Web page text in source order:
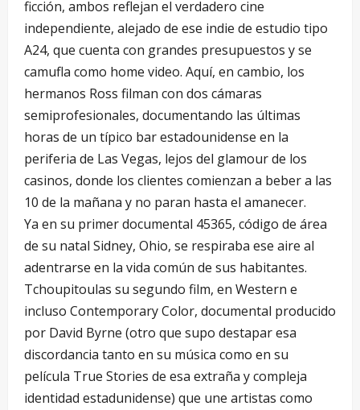
ficción, ambos reflejan el verdadero cine
independiente, alejado de ese indie de estudio tipo
A24, que cuenta con grandes presupuestos y se
camufla como home video. Aquí, en cambio, los
hermanos Ross filman con dos cámaras
semiprofesionales, documentando las últimas
horas de un típico bar estadounidense en la
periferia de Las Vegas, lejos del glamour de los
casinos, donde los clientes comienzan a beber a las
10 de la mañana y no paran hasta el amanecer.
Ya en su primer documental 45365, código de área
de su natal Sidney, Ohio, se respiraba ese aire al
adentrarse en la vida común de sus habitantes.
Tchoupitoulas su segundo film, en Western e
incluso Contemporary Color, documental producido
por David Byrne (otro que supo destapar esa
discordancia tanto en su música como en su
película True Stories de esa extraña y compleja
identidad estadunidense) que une artistas como